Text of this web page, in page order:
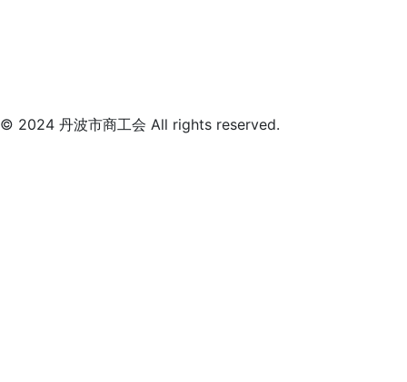
© 2024 丹波市商工会 All rights reserved.